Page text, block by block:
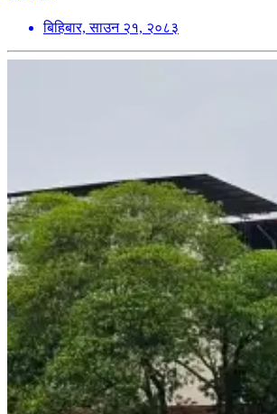
बिहिबार, साउन २१, २०८३